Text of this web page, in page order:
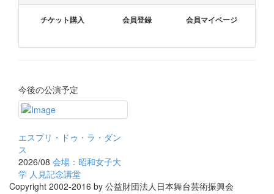
チケット購入 会員登録 会員マイページ
今後の公演予定
エスプリ・ドゥ・ラ・ダン
ス
2026/08 会場：昭和女子大
学 人見記念講堂
Copyright 2002-2016 by 公益財団法人日本舞台芸術振興会